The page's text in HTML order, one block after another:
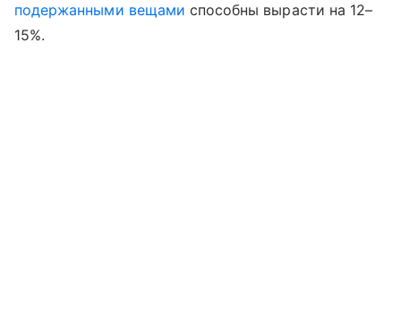
подержанными вещами способны вырасти на 12–
15%.